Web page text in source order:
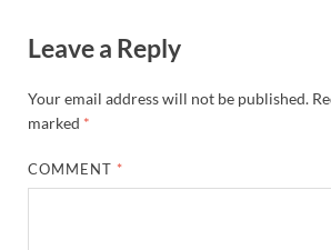
Leave a Reply
Your email address will not be published.
marked *
COMMENT *